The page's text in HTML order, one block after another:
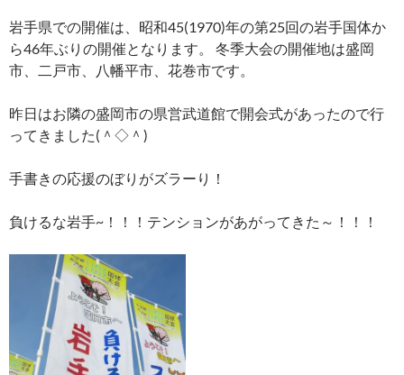
岩手県での開催は、昭和45(1970)年の第25回の岩手国体か
ら46年ぶりの開催となります。 冬季大会の開催地は盛岡
市、二戸市、八幡平市、花巻市です。
昨日はお隣の盛岡市の県営武道館で開会式があったので行
ってきました(＾◇＾)
手書きの応援のぼりがズラーり！
負けるな岩手~！！！テンションがあがってきた～！！！